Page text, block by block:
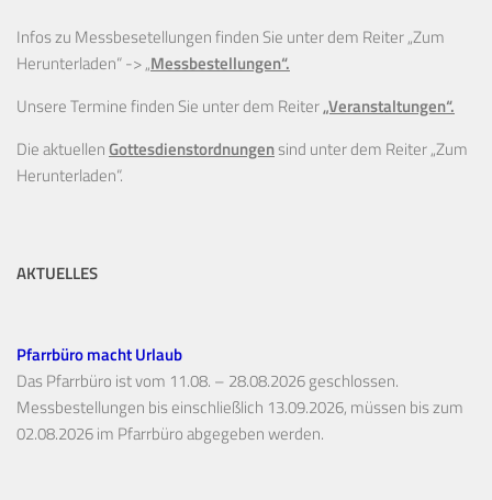
Infos zu Messbesetellungen finden Sie unter dem Reiter „Zum
Herunterladen“ ->„Messbestellungen“.
Unsere Termine finden Sie unter dem Reiter„Veranstaltungen“.
Die aktuellenGottesdienstordnungensind unter dem Reiter „Zum
Herunterladen“.
AKTUELLES
Pfarrbüro macht Urlaub
Das Pfarrbüro ist vom 11.08. – 28.08.2026 geschlossen.
Messbestellungen bis einschließlich 13.09.2026, müssen bis zum
02.08.2026 im Pfarrbüro abgegeben werden.